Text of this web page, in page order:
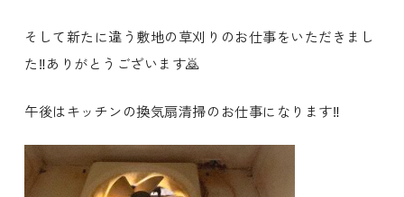
そして新たに違う敷地の草刈りのお仕事をいただきまし
た‼️ありがとうございます🙇
午後はキッチンの換気扇清掃のお仕事になります‼️